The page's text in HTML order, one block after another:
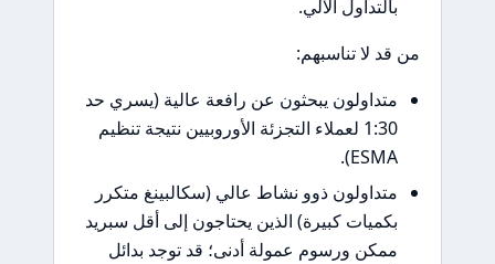
لا تناسبهم:
يبحثون عن رافعة عالية (يسري حد
1:30 لعملاء التجزئة الأوروبيين نتيجة تنظيم
ذوو نشاط عالي (سكالبينغ متكرر
كبيرة) الذين يحتاجون إلى أقل سبريد
ورسوم عمولة أدنى؛ قد توجد بدائل